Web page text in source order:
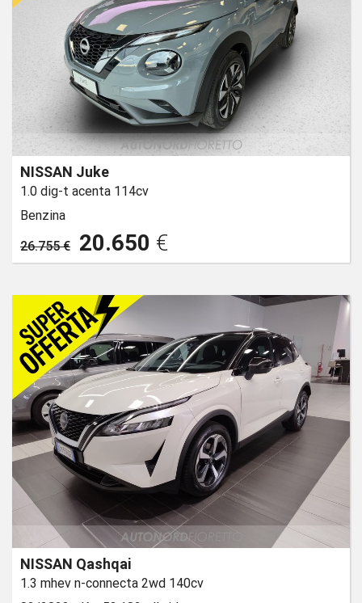
NISSAN Juke
1.0 dig-t acenta 114cv
Benzina
26.755 €
20.650 €
NISSAN Qashqai
1.3 mhev n-connecta 2wd 140cv